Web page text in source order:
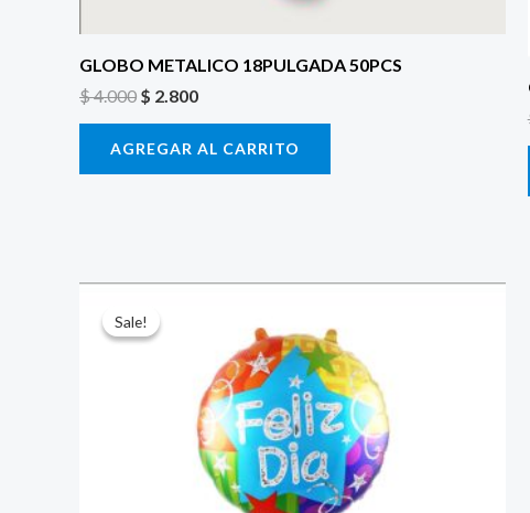
GLOBO METALICO 18PULGADA 50PCS
$4.000 $ 2.800
AGREGAR AL CARRITO
Sale!
Sale!precio
original
$ 2.800.